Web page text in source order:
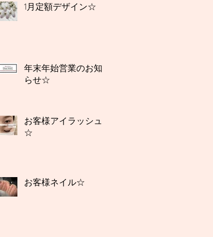
1月定額デザイン☆
年末年始営業のお知
らせ☆
お客様アイラッシュ
☆
お客様ネイル☆